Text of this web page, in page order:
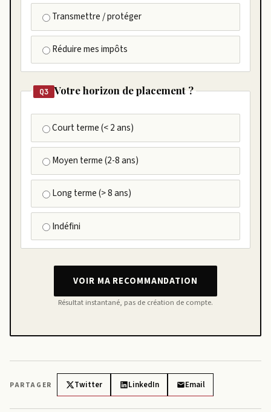
Transmettre / protéger
Réduire mes impôts
Q3 Votre horizon de placement ?
Court terme (< 2 ans)
Moyen terme (2-8 ans)
Long terme (> 8 ans)
Indéfini
VOIR MA RECOMMANDATION
Résultat instantané, pas de création de compte.
PARTAGER Twitter LinkedIn Email